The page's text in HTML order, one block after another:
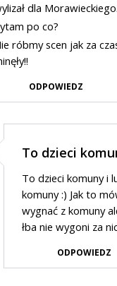
dla Morawieckiego.
po co?
róbmy scen jak za
ODPOWIEDZ
To dzieci
To dzieci komuny i
komuny :) Jak to
wygnać z komuny
łba nie wygoni za
ODPOWIEDZ